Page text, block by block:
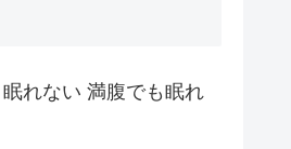
れない 満腹でも眠れ